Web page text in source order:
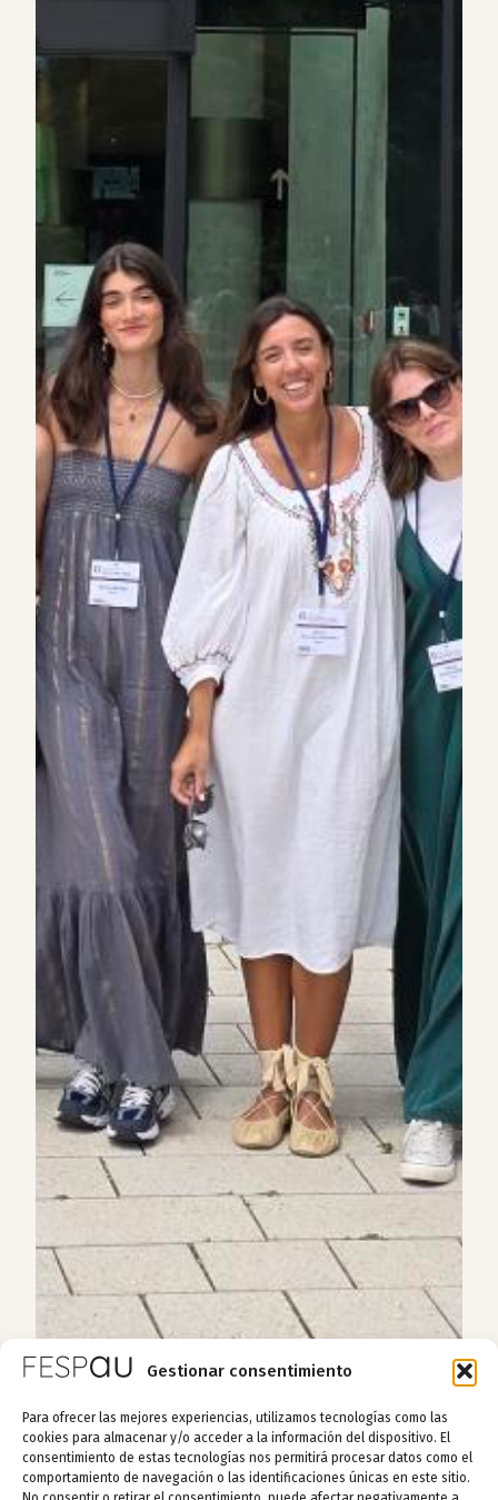
Gestionar consentimiento
Para ofrecer las mejores experiencias, utilizamos tecnologías como las
cookies para almacenar y/o acceder a la información del dispositivo. El
consentimiento de estas tecnologías nos permitirá procesar datos como el
comportamiento de navegación o las identificaciones únicas en este sitio.